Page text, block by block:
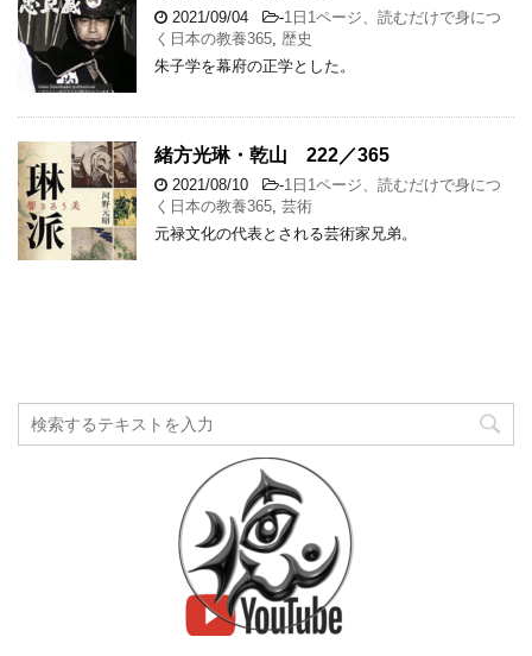
2021/09/04 -1日1ページ、読むだけで身につ
く日本の教養365 歴史
朱子学を幕府の正学とした。
緒方光琳・乾山 222／365
2021/08/10 -1日1ページ、読むだけで身につ
く日本の教養365 芸術
元禄文化の代表とされる芸術家兄弟。